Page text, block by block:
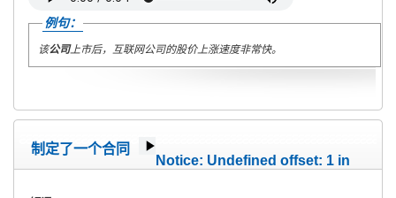
例句：
该公司上市后，互联网公司的股价上涨速度非常快。
制定了一个合同
Notice: Undefined offset: 1 in